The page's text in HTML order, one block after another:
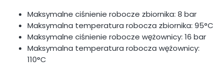
Maksymalne ciśnienie robocze zbiornika: 8 bar
Maksymalna temperatura robocza zbiornika: 95°C
Maksymalne ciśnienie robocze wężownicy: 16 bar
Maksymalna temperatura robocza wężownicy:
110°C